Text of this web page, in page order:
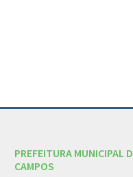
PREFEITURA MUNICIPAL
CAMPOS